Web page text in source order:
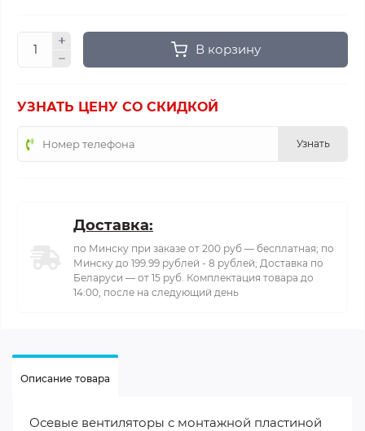
В корзину
УЗНАТЬ ЦЕНУ СО СКИДКОЙ
Узнать
Доставка:
по Минску при заказе от 200 руб — бесплатная; по
Минску до 199.99 рублей - 8 рублей; Доставка по
Беларуси — от 15 руб. Комплектация товара до
14:00, после на следующий день
Описание товара
Осевые вентиляторы с монтажной пластиной